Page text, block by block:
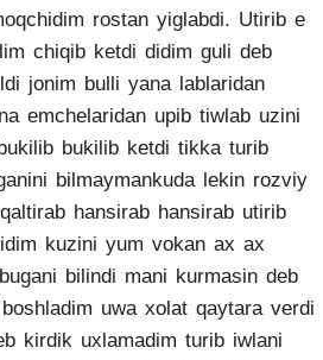
rostan yiglabdi. Utirib e
chiqib ketdi didim guli deb
jonim bulli yana lablaridan
emchelaridan upib tiwlab uzini
bukilib ketdi tikka turib
bilmaymankuda lekin rozviy
hansirab hansirab utirib
kuzini yum vokan ax ax
bilindi mani kurmasin deb
uwa xolat qaytara verdi
kirdik uxlamadim turib iwlani